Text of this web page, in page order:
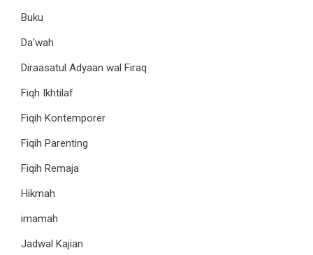
Buku
Da'wah
Diraasatul Adyaan wal Firaq
Fiqh Ikhtilaf
Fiqih Kontemporer
Fiqih Parenting
Fiqih Remaja
Hikmah
imamah
Jadwal Kajian